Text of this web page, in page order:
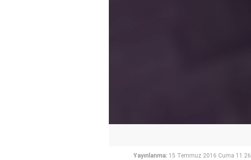
Yayınlanma: 15 Temmuz 2016 Cuma 11:26